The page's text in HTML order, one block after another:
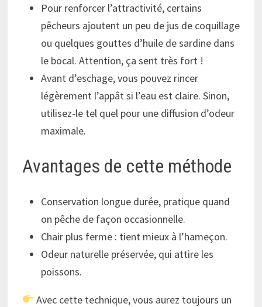
Pour renforcer l’attractivité, certains
pêcheurs ajoutent un peu de jus de coquillage
ou quelques gouttes d’huile de sardine dans
le bocal. Attention, ça sent très fort !
Avant d’eschage, vous pouvez rincer
légèrement l’appât si l’eau est claire. Sinon,
utilisez-le tel quel pour une diffusion d’odeur
maximale.
Avantages de cette méthode
Conservation longue durée, pratique quand
on pêche de façon occasionnelle.
Chair plus ferme : tient mieux à l’hameçon.
Odeur naturelle préservée, qui attire les
poissons.
Avec cette technique, vous aurez toujours un